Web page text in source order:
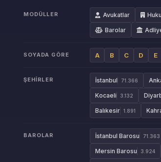
MODÜLLER Avukatlar
Barolar
SOYADA GÖRE A B C D E
ŞEHIRLER İstanbul 71.366
Kocaeli 3.132
Balıkesir 1.891
BAROLAR İstanbul Barosu 71.363
Mersin Barosu 3.924